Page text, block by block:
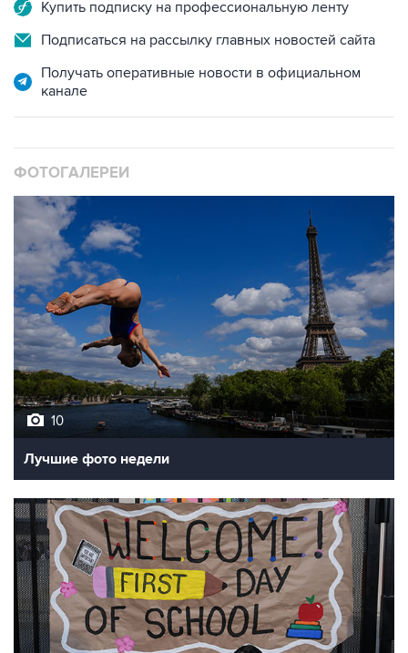
Получать оперативные новости в официальном
10
Лучшие фото недели